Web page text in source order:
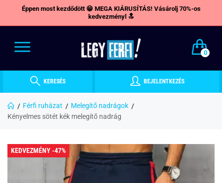
Éppen most kezdődött 😁 MEGA KIÁRUSÍTÁS! Vásárolj 70%-os
kedvezményl 🔝
0
KERESÉS BEJELENTKEZÉS
Férfi ruházat
Melegítő nadrágok
Kényelmes sötét kék melegítő nadrág
KEDVEZMÉNY -47%